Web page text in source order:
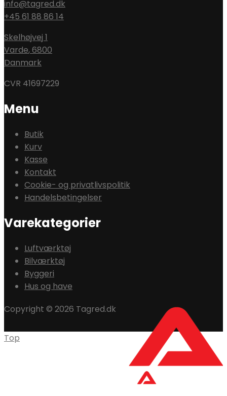
info@tagred.dk
+45 61 88 86 14
Skelhøjvej 1
Varde,6800
Danmark
CVR 41697229
Menu
Butik
Kurv
Kasse
Kontakt
Cookie- og privatlivspolitik
Handelsbetingelser
Varekategorier
Luftværktøj
Bilværktøj
Byggeri
Hus og have
Copyright © 2026 Tagred.dk
Top